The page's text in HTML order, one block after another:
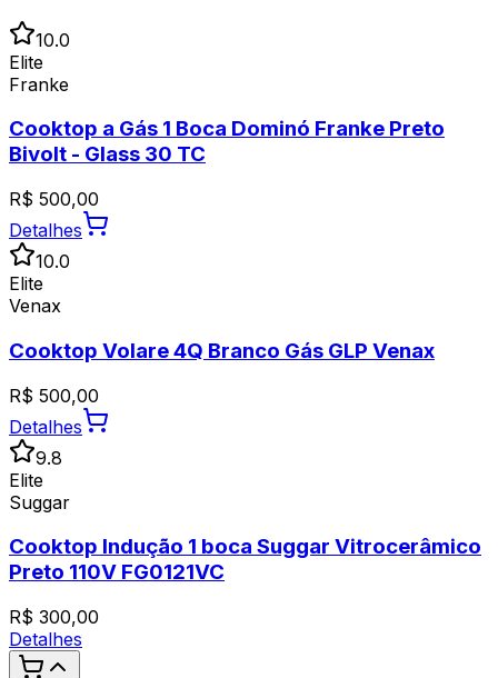
10.0
Elite
Franke
Cooktop a Gás 1 Boca Dominó Franke Preto
Bivolt - Glass 30 TC
R$ 500,00
Detalhes
10.0
Elite
Venax
Cooktop Volare 4Q Branco Gás GLP Venax
R$ 500,00
Detalhes
9.8
Elite
Suggar
Cooktop Indução 1 boca Suggar Vitrocerâmico
Preto 110V FG0121VC
R$ 300,00
Detalhes